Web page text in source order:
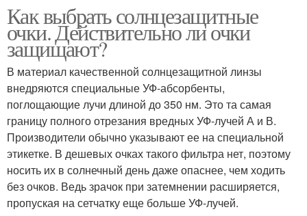
Очки с поляризацией Очки под форму
Солнечные очки Очки по типу
Как выбрать солнцезащитные
очки. Действительно ли очки
защищают?
В материал качественной солнцезащитной линзы
внедряются специальные УФ-абсорбенты,
поглощающие лучи длиной до 350 нм. Это та самая
границу полного отрезания вредных УФ-лучей А и В.
Производители обычно указывают ее на специальной
этикетке. В дешевых очках такого фильтра нет, поэтому
носить их в солнечный день даже опаснее, чем ходить
без очков. Ведь зрачок при затемнении расширяется,
пропуская на сетчатку еще больше УФ-лучей.